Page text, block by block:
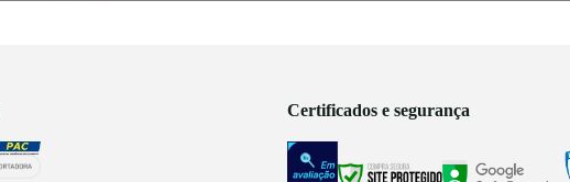
Certificados e segurança